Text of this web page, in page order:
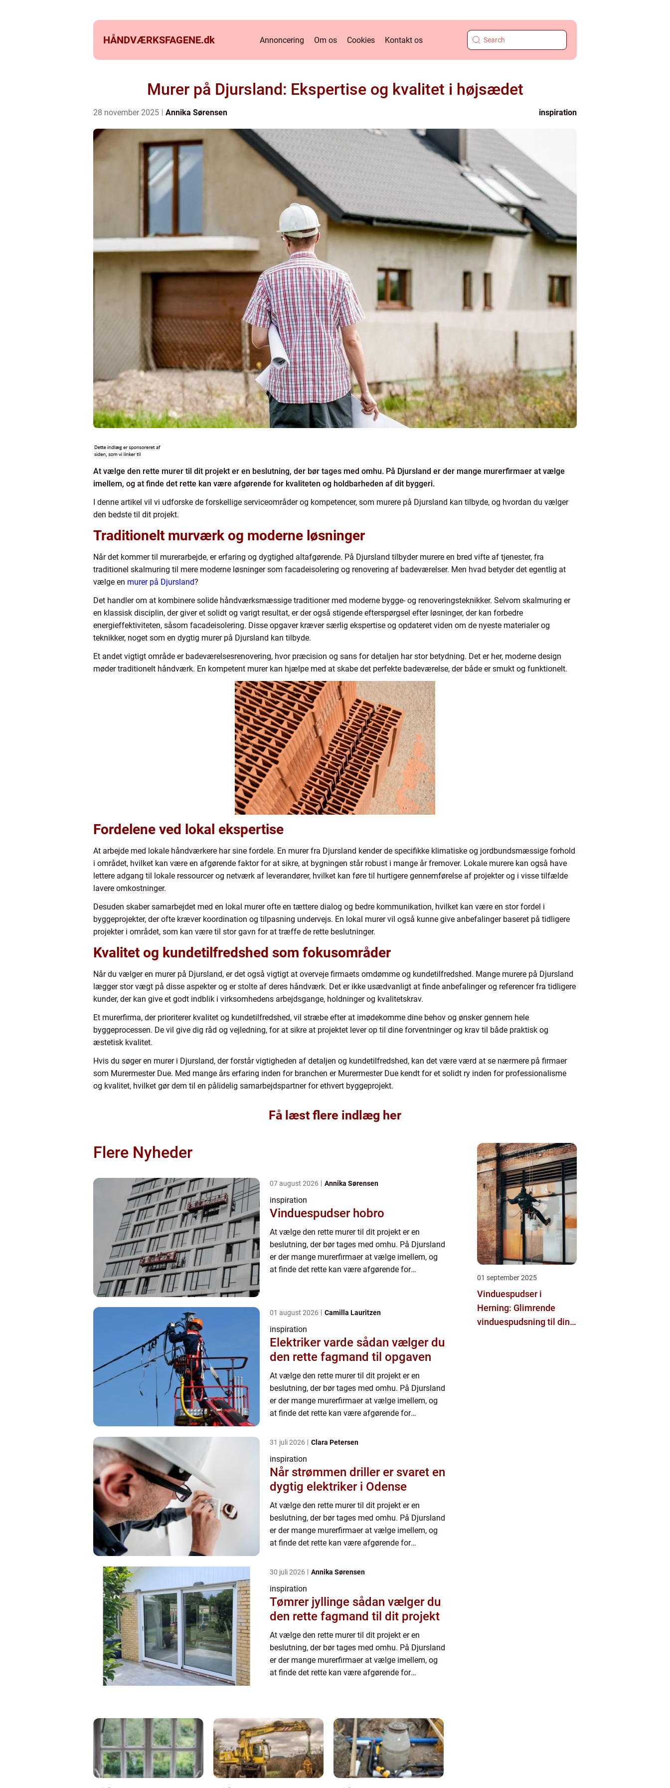
HÅNDVÆRKSFAGENE.dk Annoncering Om os Cookies Kontakt os
Murer på Djursland: Ekspertise og kvalitet i højsædet
28 november 2025 Annika Sørensen inspiration
At vælge den rette murer til dit projekt er en beslutning, der bør tages med omhu. På Djursland er der mange murerfirmaer at vælge
imellem, og at finde det rette kan være afgørende for kvaliteten og holdbarheden af dit byggeri.
I denne artikel vil vi udforske de forskellige serviceområder og kompetencer, som murere på Djursland kan tilbyde, og hvordan du vælger
den bedste til dit projekt.
Traditionelt murværk og moderne løsninger
Når det kommer til murerarbejde, er erfaring og dygtighed altafgørende. På Djursland tilbyder murere en bred vifte af tjenester, fra
traditionel skalmuring til mere moderne løsninger som facadeisolering og renovering af badeværelser. Men hvad betyder det egentlig at
vælge en murer på Djursland?
Det handler om at kombinere solide håndværksmæssige traditioner med moderne bygge- og renoveringsteknikker. Selvom skalmuring er
en klassisk disciplin, der giver et solidt og varigt resultat, er der også stigende efterspørgsel efter løsninger, der kan forbedre
energieffektiviteten, såsom facadeisolering. Disse opgaver kræver særlig ekspertise og opdateret viden om de nyeste materialer og
teknikker, noget som en dygtig murer på Djursland kan tilbyde.
Et andet vigtigt område er badeværelsesrenovering, hvor præcision og sans for detaljen har stor betydning. Det er her, moderne design
møder traditionelt håndværk. En kompetent murer kan hjælpe med at skabe det perfekte badeværelse, der både er smukt og funktionelt.
Fordelene ved lokal ekspertise
At arbejde med lokale håndværkere har sine fordele. En murer fra Djursland kender de specifikke klimatiske og jordbundsmæssige forhold
i området, hvilket kan være en afgørende faktor for at sikre, at bygningen står robust i mange år fremover. Lokale murere kan også have
lettere adgang til lokale ressourcer og netværk af leverandører, hvilket kan føre til hurtigere gennemførelse af projekter og i visse tilfælde
lavere omkostninger.
Desuden skaber samarbejdet med en lokal murer ofte en tættere dialog og bedre kommunikation, hvilket kan være en stor fordel i
byggeprojekter, der ofte kræver koordination og tilpasning undervejs. En lokal murer vil også kunne give anbefalinger baseret på tidligere
projekter i området, som kan være til stor gavn for at træffe de rette beslutninger.
Kvalitet og kundetilfredshed som fokusområder
Når du vælger en murer på Djursland, er det også vigtigt at overveje firmaets omdømme og kundetilfredshed. Mange murere på Djursland
lægger stor vægt på disse aspekter og er stolte af deres håndværk. Det er ikke usædvanligt at finde anbefalinger og referencer fra tidligere
kunder, der kan give et godt indblik i virksomhedens arbejdsgange, holdninger og kvalitetskrav.
Et murerfirma, der prioriterer kvalitet og kundetilfredshed, vil stræbe efter at imødekomme dine behov og ønsker gennem hele
byggeprocessen. De vil give dig råd og vejledning, for at sikre at projektet lever op til dine forventninger og krav til både praktisk og
æstetisk kvalitet.
Hvis du søger en murer i Djursland, der forstår vigtigheden af detaljen og kundetilfredshed, kan det være værd at se nærmere på firmaer
som Murermester Due. Med mange års erfaring inden for branchen er Murermester Due kendt for et solidt ry inden for professionalisme
og kvalitet, hvilket gør dem til en pålidelig samarbejdspartner for ethvert byggeprojekt.
Få læst flere indlæg her
Flere Nyheder
07 august 2026 Annika Sørensen
inspiration
Vinduespudser hobro
At vælge den rette murer til dit projekt er en
beslutning, der bør tages med omhu. På Djursland
er der mange murerfirmaer at vælge imellem, og
at finde det rette kan være afgørende for
01 august 2026 Camilla Lauritzen
inspiration
Elektriker varde sådan vælger du
den rette fagmand til opgaven
At vælge den rette murer til dit projekt er en
beslutning, der bør tages med omhu. På Djursland
er der mange murerfirmaer at vælge imellem, og
at finde det rette kan være afgørende for
31 juli 2026 Clara Petersen
inspiration
Når strømmen driller er svaret en
dygtig elektriker i Odense
At vælge den rette murer til dit projekt er en
beslutning, der bør tages med omhu. På Djursland
er der mange murerfirmaer at vælge imellem, og
at finde det rette kan være afgørende for
30 juli 2026 Annika Sørensen
inspiration
Tømrer jyllinge sådan vælger du
den rette fagmand til dit projekt
At vælge den rette murer til dit projekt er en
beslutning, der bør tages med omhu. På Djursland
er der mange murerfirmaer at vælge imellem, og
at finde det rette kan være afgørende for
01 september 2025
Vinduespudser i
Herning: Glimrende
vinduespudsning til din